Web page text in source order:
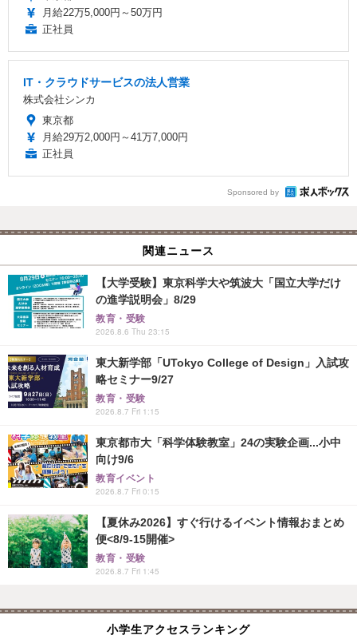
月給22万5,000円～50万円
正社員
IT・クラウドサービスの法人営業
株式会社シンカ
東京都
月給29万2,000円～41万7,000円
正社員
Sponsored by
関連ニュース
【大学受験】東京科学大や筑波大「国立大学だけ
の進学説明会」8/29
教育・受験
2026.8.6 Thu 23:15
東大新学部「UTokyo College of Design」入試攻
略セミナー9/27
教育・受験
2026.8.7 Fri 1:15
東京都市大「科学体験教室」24の実験企画...小中
向け9/6
教育イベント
2026.8.7 Fri 0:15
【夏休み2026】すぐ行けるイベント情報おまとめ
便<8/9-15開催>
教育・受験
2026.8.7 Fri 1:45
小学生アクセスランキング